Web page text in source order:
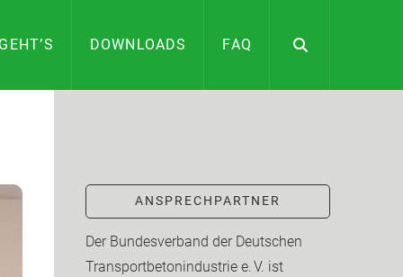
DOWNLOADS FAQ
ANSPRECHPARTNER
Der Bundesverband der Deutschen
Transport­beton­industrie e. V. ist